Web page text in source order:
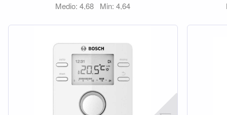
Medio: 4,68 Min: 4,64